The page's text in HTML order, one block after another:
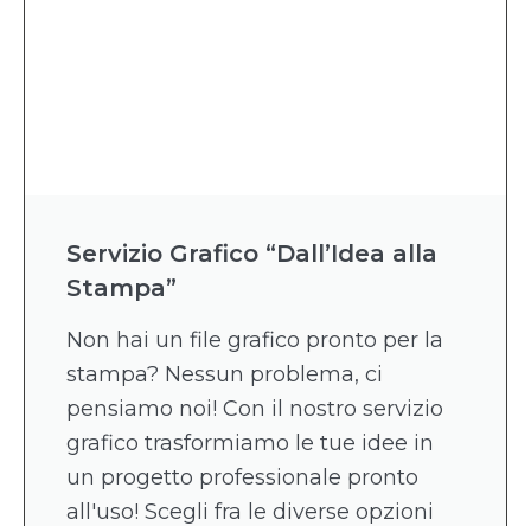
Servizio Grafico “Dall’Idea alla
Stampa”
Non hai un file grafico pronto per la
stampa? Nessun problema, ci
pensiamo noi! Con il nostro servizio
grafico trasformiamo le tue idee in
un progetto professionale pronto
all'uso! Scegli fra le diverse opzioni